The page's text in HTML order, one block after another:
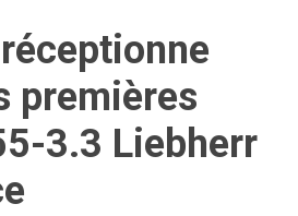
premières
3.3 Liebherr